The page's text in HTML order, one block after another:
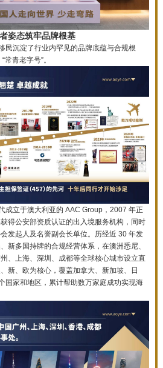
姿态筑牢品牌根基
民沉淀了行业内罕见的品牌底蕴与合规根
青老字号”。
成立于澳大利亚的 AAC Group，2007 年正
得公安部资质认证的出入境服务机构，同时
发起人及名誉副会长单位。历经近 30 年发
新多国持牌的合规经营体系，在澳洲悉尼、
、上海、深圳、成都等全球核心城市设立直
新、欧为核心，覆盖加拿大、新加坡、日
国家和地区，累计帮助数万家庭成功实现海